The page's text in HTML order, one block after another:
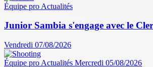
Équipe pro Actualités
Junior Sambia s'engage avec le
Vendredi 07/08/2026
Équipe pro Actualités Mercredi 05/08/2026